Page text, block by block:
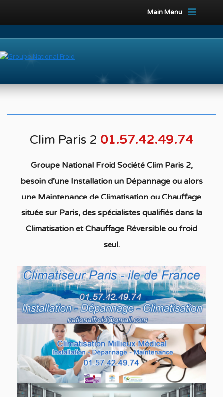
Main Menu
Clim Paris 2 01.57.42.49.74
Groupe National Froid Société Clim Paris 2,
besoin d’une Installation un Dépannage ou alors
une Maintenance de Climatisation ou Chauffage
située sur Paris, des spécialistes qualifiésdans la
Climatisation et Chauffage Réversible ou froid
seul.